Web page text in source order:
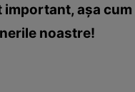
aşa
noastre!